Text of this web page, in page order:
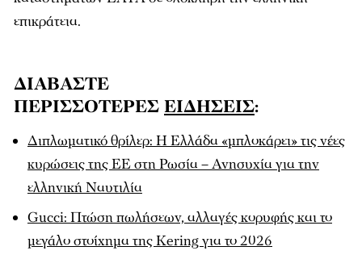
επικράτεια.
ΔΙΑΒΑΣΤΕ
ΠΕΡΙΣΣΟΤΕΡΕΣ ΕΙΔΗΣΕΙΣ:
Διπλωματικό θρίλερ: Η Ελλάδα «μπλοκάρει» τις νέες
κυρώσεις της ΕΕ στη Ρωσία – Ανησυχία για την
ελληνική Ναυτιλία
Gucci: Πτώση πωλήσεων, αλλαγές κορυφής και το
μεγάλο στοίχημα της Kering για το 2026